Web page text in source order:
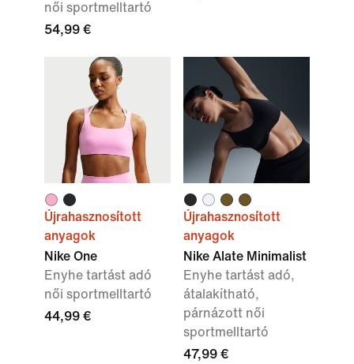
női sportmelltartó
54,99 €
Újrahasznosított
anyagok
Nike One
Enyhe tartást adó
női sportmelltartó
44,99 €
Újrahasznosított
anyagok
Nike Alate Minimalist
Enyhe tartást adó,
átalakítható,
párnázott női
sportmelltartó
47,99 €